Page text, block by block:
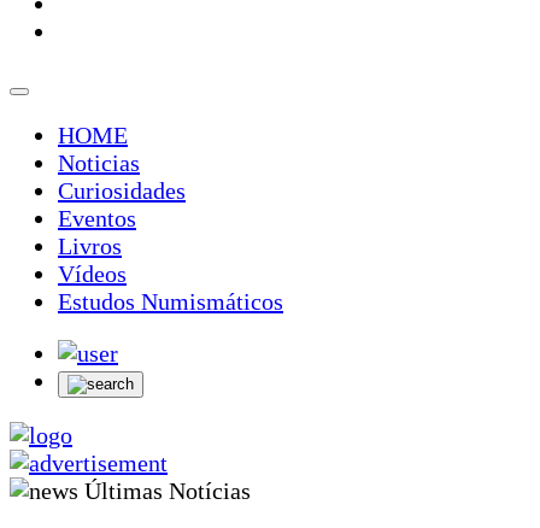
HOME
Noticias
Curiosidades
Eventos
Livros
Vídeos
Estudos Numismáticos
Últimas Notícias